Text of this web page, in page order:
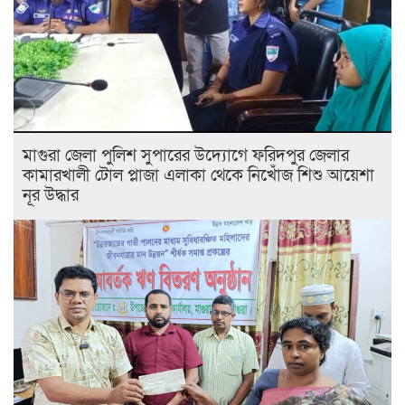
মাগুরা জেলা পুলিশ সুপারের উদ্যোগে ফরিদপুর জেলার
কামারখালী টোল প্লাজা এলাকা থেকে নিখোঁজ শিশু আয়েশা
নূর উদ্ধার